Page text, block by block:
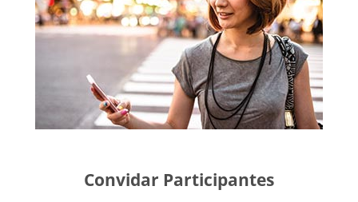
Convidar Participantes